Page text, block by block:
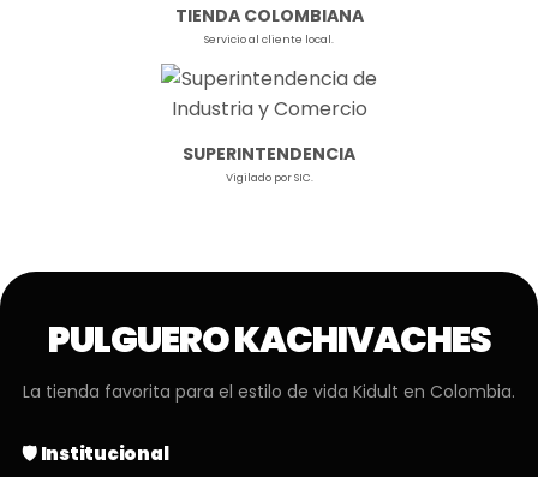
TIENDA COLOMBIANA
Servicio al cliente local.
SUPERINTENDENCIA
Vigilado por SIC.
PULGUERO KACHIVACHES
La tienda favorita para el estilo de vida Kidult en Colombia.
🛡️ Institucional